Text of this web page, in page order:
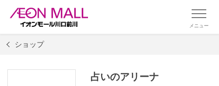
メニュー
ショップ
占いのアリーナ